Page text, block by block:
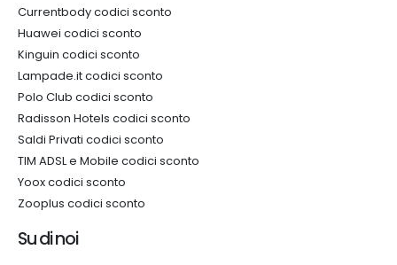
Currentbody codici sconto
Huawei codici sconto
Kinguin codici sconto
Lampade.it codici sconto
Polo Club codici sconto
Radisson Hotels codici sconto
Saldi Privati codici sconto
TIM ADSL e Mobile codici sconto
Yoox codici sconto
Zooplus codici sconto
Su di noi